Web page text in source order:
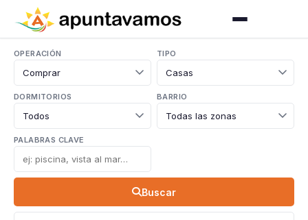
OPERACIÓN TIPO
DORMITORIOS BARRIO
PALABRAS CLAVE
Buscar